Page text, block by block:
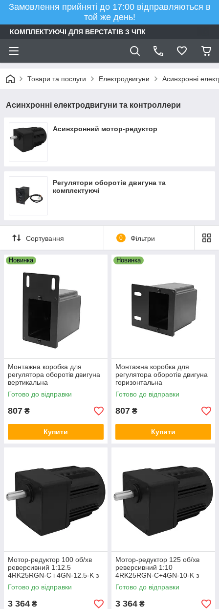
Замовлення прийняті до 17:00 відправляються в
той же день!
КОМПЛЕКТУЮЧІ ДЛЯ ВЕРСТАТІВ З ЧПК
Товари та послуги Електродвигуни Асинхронні
Асинхронні електродвигуни та контроллери
Асинхронний мотор-редуктор
Регулятори оборотів двигуна та
комплектуючі
Сортування 0 Фільтри
Новинка
Монтажна коробка для
регулятора оборотів двигуна
вертикальна
Готово до відправки
807 ₴
Купити
Новинка
Монтажна коробка для
регулятора оборотів двигуна
горизонтальна
Готово до відправки
807 ₴
Купити
Мотор-редуктор 100 об/хв
реверсивний 1:12.5
4RK25RGN-C і 4GN-12.5-K з
регульованою швидкістю,
асинхронний двигун
Готово до відправки
3 364 ₴
Мотор-редуктор 125 об/хв
реверсивний 1:10
4RK25RGN-C+4GN-10-K з
регульованою швидкістю,
асинхронний двигун
Готово до відправки
3 364 ₴